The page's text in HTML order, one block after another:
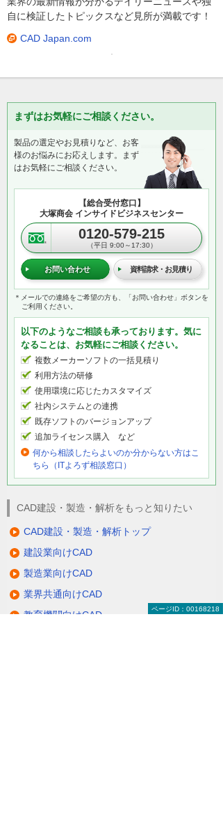
自に検証したトピックスなど見所が満載です！
CAD Japan.com
まずはお気軽にご相談ください。
製品の選定やお見積りなど、お客
様のお悩みにお応えします。まず
はお気軽にご相談ください。
【総合受付窓口】
大塚商会 インサイドビジネスセンター
0120-579-215
（平日 9:00～17:30）
お問い合わせ 資料請求・お見積り
＊メールでの連絡をご希望の方も、「お問い合わせ」ボタンを
ご利用ください。
以下のようなご相談も承っております。気に
なることは、お気軽にご相談ください。
複数メーカーソフトの一括見積り
利用方法の研修
使用環境に応じたカスタマイズ
社内システムとの連携
既存ソフトのバージョンアップ
追加ライセンス購入 など
何から相談したらよいのか分からない方はこ
ちら（ITよろず相談窓口）
CAD建設・製造・解析をもっと知りたい
CAD建設・製造・解析トップ
建設業向けCAD
製造業向けCAD
業界共通向けCAD
教育機関向けCAD
ページID：00168218